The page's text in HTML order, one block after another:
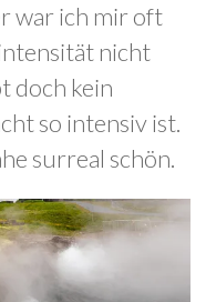
war ich mir oft
nicht
doch kein
so intensiv ist.
surreal schön.